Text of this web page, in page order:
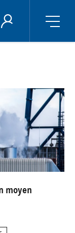
moyen